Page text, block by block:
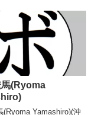
39、35-40、35-40) ...
馬(Ryoma
(Ryoma Yamashiro)(沖